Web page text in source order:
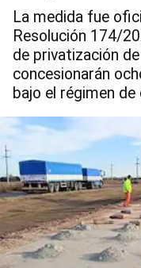
La medida fue
Resolución 174/
de privatización
concesionarán
bajo el régimen